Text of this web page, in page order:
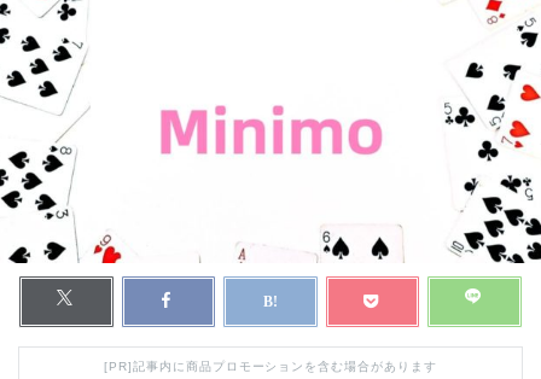
[PR]記事内に商品プロモーションを含む場合があります